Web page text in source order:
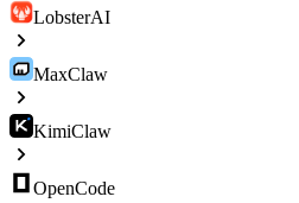
LobsterAI
MaxClaw
KimiClaw
OpenCode